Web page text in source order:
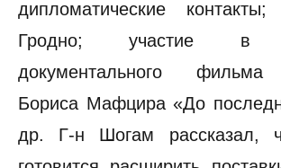
дипломатические
Гродно; участие в
документального фильма
Бориса Мафцира «До
др. Г-н Шогам рассказал,